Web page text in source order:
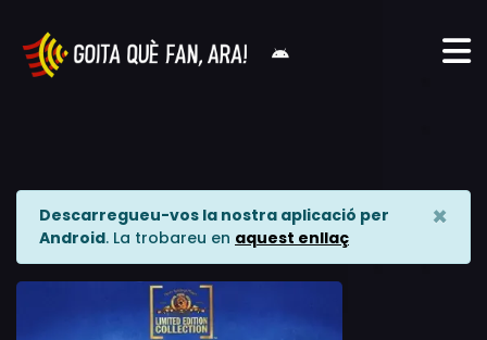
Descarregueu-vos la nostra aplicació per
Android. La trobareu en aquest enllaç
×